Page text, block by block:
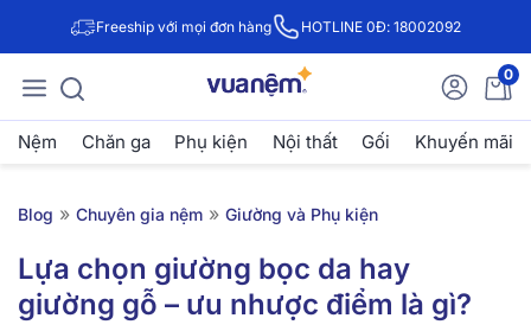
Freeship với mọi đơn hàng HOTLINE 0Đ: 18002092
0
Nệm Chăn ga Phụ kiện Nội thất Gối Khuyến mãi
Blog » Chuyên gia nệm » Giường và Phụ kiện
Lựa chọn giường bọc da hay
giường gỗ – ưu nhược điểm là gì?